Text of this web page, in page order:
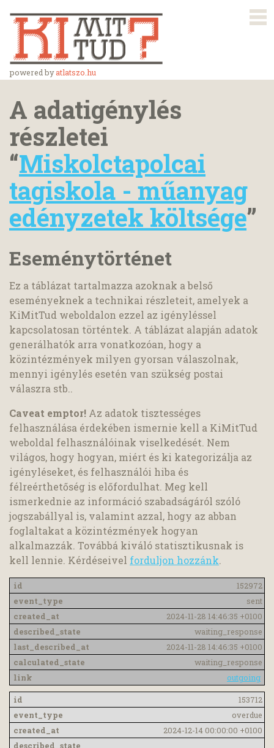
powered byatlatszo.hu
A adatigénylés
részletei
“Miskolctapolcai
tagiskola - műanyag
edényzetek költsége”
Eseménytörténet
Ez a táblázat tartalmazza azoknak a belső
eseményeknek a technikai részleteit, amelyek a
KiMitTud weboldalon ezzel az igényléssel
kapcsolatosan történtek. A táblázat alapján adatok
generálhatók arra vonatkozóan, hogy a
közintézmények milyen gyorsan válaszolnak,
mennyi igénylés esetén van szükség postai
válaszra stb..
Caveat emptor! Az adatok tisztességes
felhasználása érdekében ismernie kell a KiMitTud
weboldal felhasználóinak viselkedését. Nem
világos, hogy hogyan, miért és ki kategorizálja az
igényléseket, és felhasználói hiba és
félreérthetőség is előfordulhat. Meg kell
ismerkednie az információ szabadságáról szóló
jogszabállyal is, valamint azzal, hogy az abban
foglaltakat a közintézmények hogyan
alkalmazzák. Továbbá kiváló statisztikusnak is
kell lennie. Kérdéseivel forduljon hozzánk.
152972
sent
2024-11-28 14:46:35 +0100
waiting_response
2024-11-28 14:46:35 +0100
waiting_response
outgoing
153712
overdue
2024-12-14 00:00:00 +0100